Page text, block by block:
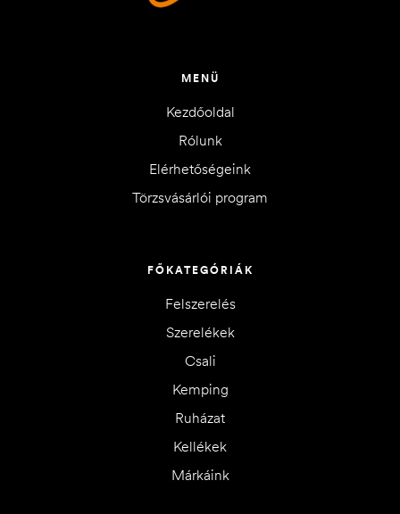
MENÜ
Kezdőoldal
Rólunk
Elérhetőségeink
Törzsvásárlói program
FŐKATEGÓRIÁK
Felszerelés
Szerelékek
Csali
Kemping
Ruházat
Kellékek
Márkáink